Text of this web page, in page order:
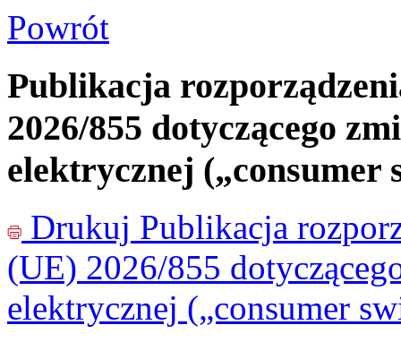
Powrót
Publikacja
2026/855 dotyczącego
elektrycznej („consumer
Drukuj Publikacja
(UE) 2026/855
elektrycznej („consumer